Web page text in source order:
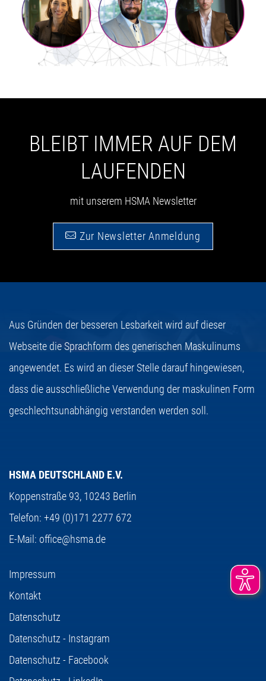
BLEIBT IMMER AUF DEM
LAUFENDEN
mit unserem HSMA Newsletter
Zur Newsletter Anmeldung
Aus Gründen der besseren Lesbarkeit wird auf dieser
Webseite die Sprachform des generischen Maskulinums
angewendet. Es wird an dieser Stelle darauf hingewiesen,
dass die ausschließliche Verwendung der maskulinen Form
geschlechtsunabhängig verstanden werden soll.
HSMA DEUTSCHLAND E.V.
Koppenstraße 93, 10243 Berlin
Telefon: +49 (0)171 2277 672
E-Mail: office@hsma.de
Impressum
Kontakt
Datenschutz
Datenschutz - Instagram
Datenschutz - Facebook